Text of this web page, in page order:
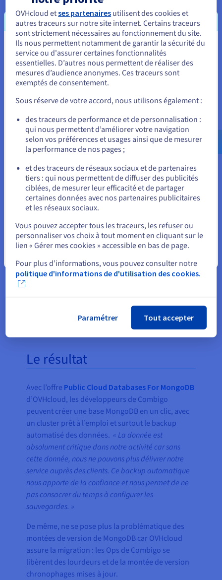
de calcul car les algorithmes mis en œuvre
réalisent énormément d’accès aux données. «Une
proximité réseau entre nos instances de calcul et la
base de données nous permet d’obtenir les
meilleures performances possibles. D’autre part,
nous avons la garantie que tous les backups sont
sauvegardés dans un autre centre de données pour
des raisons de sécurité» précise le CTO.
« La donnée est absolument
critique dans notre activité car
sans donnée, nous ne pouvons
plus délivrer notre service auprès
des clients. Le backup
automatique délivré par
OVHcloud dans son offre Public
nous apporte de la confiance et
nous permet de ne pas consacrer
sauvegardes. »
Vincent El Khatib, Cofondateur &
Le résultat
Avec l’offre Public Cloud Databases For MongoDB
d’OVHcloud, les développeurs de Combigo
peuvent créer une base MongoDB en un clic, avec
un cluster prêt à l’emploi et surtout le backup
automatisé des données. « La donnée est
absolument critique dans notre activité car sans
cette donnée, nous ne pouvons plus délivrer notre
service auprès des clients. Ce backup automatique
nous apporte de la confiance et nous permet de ne
pas consacrer du temps à configurer les
sauvegardes. »
De même, ne se pose plus la problématique des
montées de version de MongoDB car OVHcloud
assure la migration : les Ops de Combigo se
libèrent des lourdeurs et de la montée de version
chronophages mises à jour.
Vous semblez être localisé en États-
Unis.
Pour commander, rendez-vous sur le site de votre pays (États-
Allez sur le site États-Unis
us.ovhcloud.com/
Anglais USD - $
ou
Rester sur le site actuel
Sélectionner un autre site web
OVHcloud etses partenaires utilisent des cookies et
autres traceurs sur notre site internet. Certains traceurs
sont strictement nécessaires au fonctionnement du site.
Ils nous permettent notamment de garantir la sécurité du
service ou d'assurer certaines fonctionnalités
essentielles. D’autres nous permettent de réaliser des
mesures d’audience anonymes. Ces traceurs sont
exemptés de consentement.
Sous réserve de votre accord, nous utilisons également :
des traceurs de performance et de personnalisation :
qui nous permettent d’améliorer votre navigation
selon vos préférences et usages ainsi que de mesurer
la performance de nos pages ;
et des traceurs de réseaux sociaux et de partenaires
tiers : qui nous permettent de diffuser des publicités
ciblées, de mesurer leur efficacité et de partager
certaines données avec nos partenaires publicitaires
et les réseaux sociaux.
Vous pouvez accepter tous les traceurs, les refuser ou
personnaliser vos choix à tout moment en cliquant sur le
lien « Gérer mes cookies » accessible en bas de page.
Pour plus d’informations, vous pouvez consulter notre
politique d'informations de d'utilisation des cookies.
Paramétrer Tout accepter